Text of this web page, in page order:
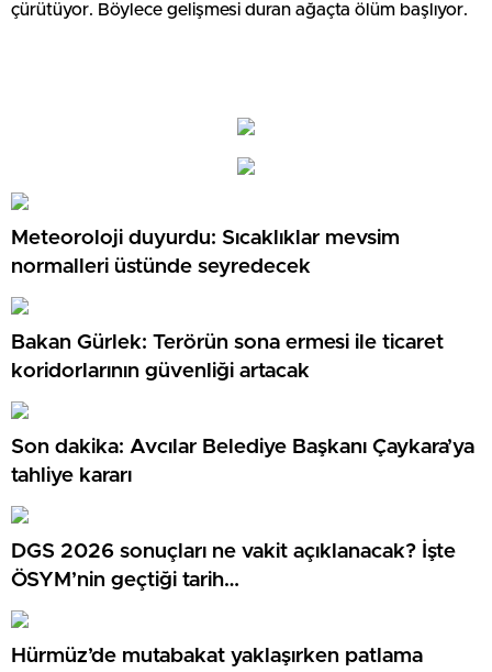
çürütüyor. Böylece gelişmesi duran ağaçta ölüm başlıyor.
Meteoroloji duyurdu: Sıcaklıklar mevsim
normalleri üstünde seyredecek
Bakan Gürlek: Terörün sona ermesi ile ticaret
koridorlarının güvenliği artacak
Son dakika: Avcılar Belediye Başkanı Çaykara’ya
tahliye kararı
DGS 2026 sonuçları ne vakit açıklanacak? İşte
ÖSYM’nin geçtiği tarih…
Hürmüz’de mutabakat yaklaşırken patlama